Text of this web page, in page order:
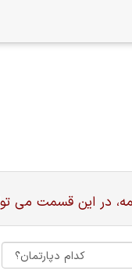
در این قسمت می